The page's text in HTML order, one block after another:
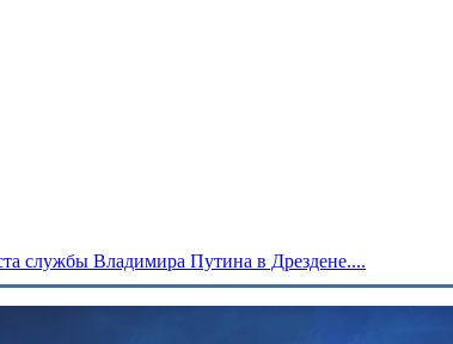
службы Владимира Путина в Дрездене....